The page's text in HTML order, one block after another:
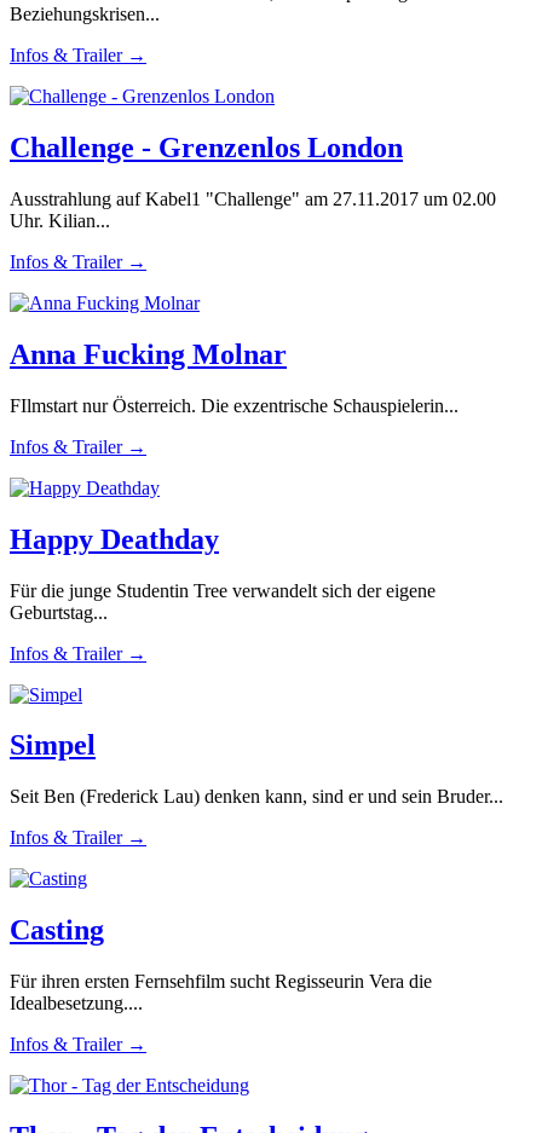
Beziehungskrisen...
Infos & Trailer →
Challenge - Grenzenlos London
Ausstrahlung auf Kabel1 "Challenge" am 27.11.2017 um 02.00
Uhr. Kilian...
Infos & Trailer →
Anna Fucking Molnar
FIlmstart nur Österreich. Die exzentrische Schauspielerin...
Infos & Trailer →
Happy Deathday
Für die junge Studentin Tree verwandelt sich der eigene
Geburtstag...
Infos & Trailer →
Simpel
Seit Ben (Frederick Lau) denken kann, sind er und sein Bruder...
Infos & Trailer →
Casting
Für ihren ersten Fernsehfilm sucht Regisseurin Vera die
Idealbesetzung....
Infos & Trailer →